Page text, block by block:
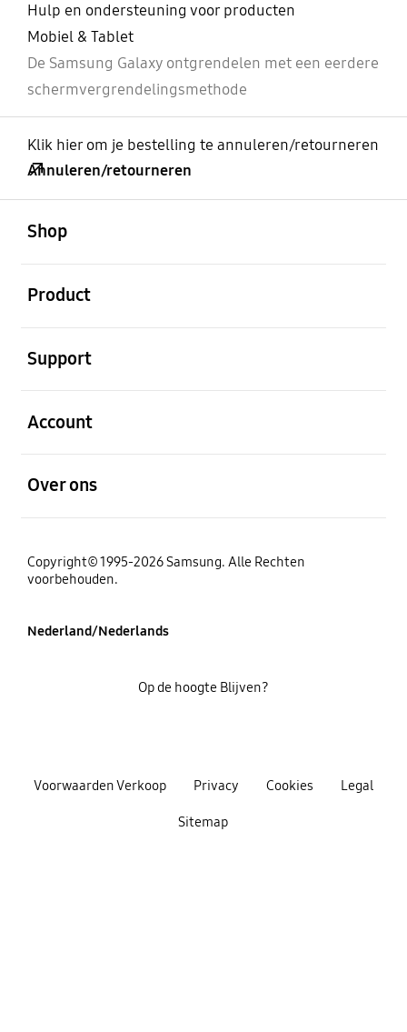
Hulp en ondersteuning voor producten
Mobiel & Tablet
De Samsung Galaxy ontgrendelen met een eerdere
schermvergrendelingsmethode
Klik hier om je bestelling te annuleren/retourneren
Annuleren/retourneren
Shop
Product
Support
Account
Over ons
Copyright© 1995-2026 Samsung. Alle Rechten
voorbehouden.
Nederland/Nederlands
Voorwaarden Verkoop Privacy Cookies Legal
Sitemap
Op de hoogte Blijven?